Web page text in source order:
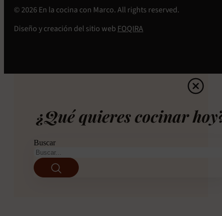
© 2026 En la cocina con Marco. All rights reserved.
Diseño y creación del sitio web FOQIRA
¿Qué quieres cocinar
Buscar